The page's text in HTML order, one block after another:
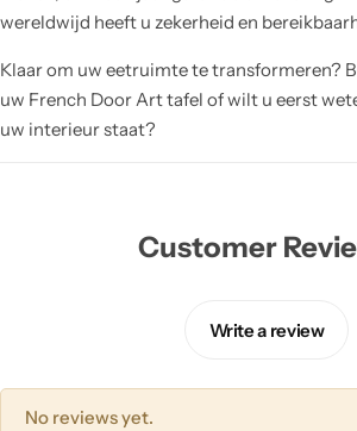
wereldwijd heeft u zekerheid en
Klaar om uw eetruimte te transformeren?
uw French Door Art tafel of wilt u eerst
uw interieur staat?
Customer
Write a review
No reviews yet.